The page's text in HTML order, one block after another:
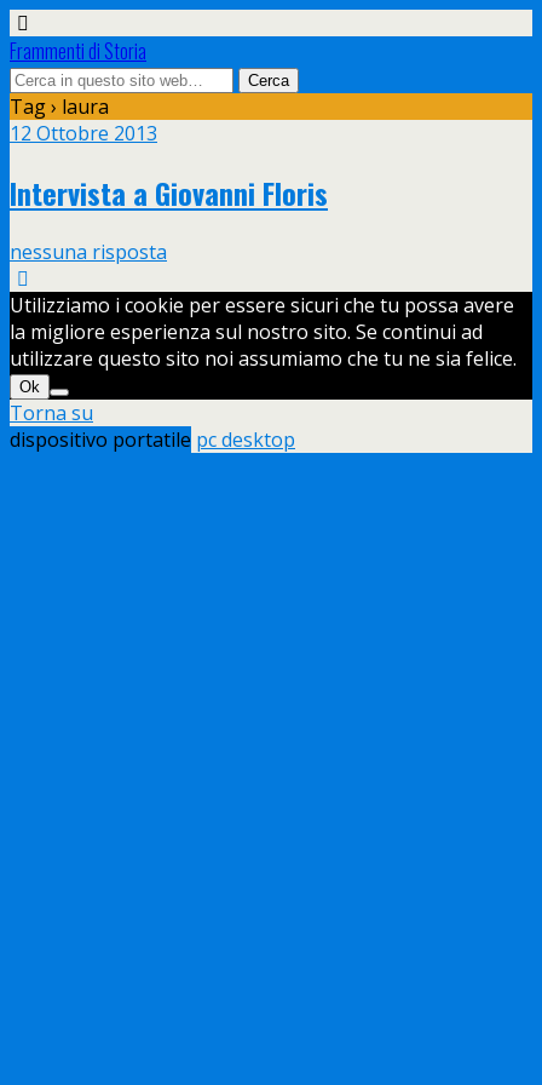
Frammenti di Storia
Tag › laura
12 Ottobre 2013
Intervista a Giovanni Floris
nessuna risposta
Utilizziamo i cookie per essere sicuri che tu possa avere
la migliore esperienza sul nostro sito. Se continui ad
utilizzare questo sito noi assumiamo che tu ne sia felice.
Ok
Torna su
dispositivo portatile pc desktop